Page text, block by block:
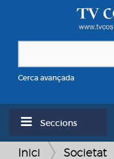
Cerca avançada
Seccions
Inici Societat